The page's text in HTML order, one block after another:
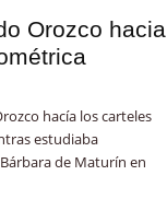
Orozco hacia
hacía los carteles
estudiaba
de Maturín en